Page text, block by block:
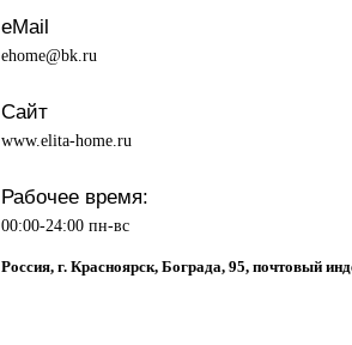
eMail
ehome@bk.ru
Сайт
www.elita-home.ru
Рабочее время:
00:00-24:00 пн-вс
Россия, г. Красноярск, Бограда, 95, почтовый